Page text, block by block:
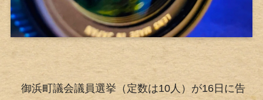
御浜町議会議員選挙（定数は10人）が16日に告